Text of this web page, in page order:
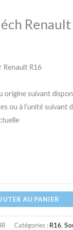
Renault R16
origine suivant
ou à l’unité suivant
AU PANIER
Catégories :R16,